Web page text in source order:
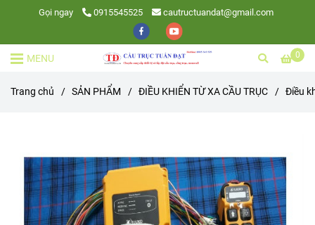
Gọi ngay 0915545525 cautructuandat@gmail.com
0
MENU
Trang chủ / SẢN PHẨM / ĐIỀU KHIỂN TỪ XA CẦU TRỤC / Điều